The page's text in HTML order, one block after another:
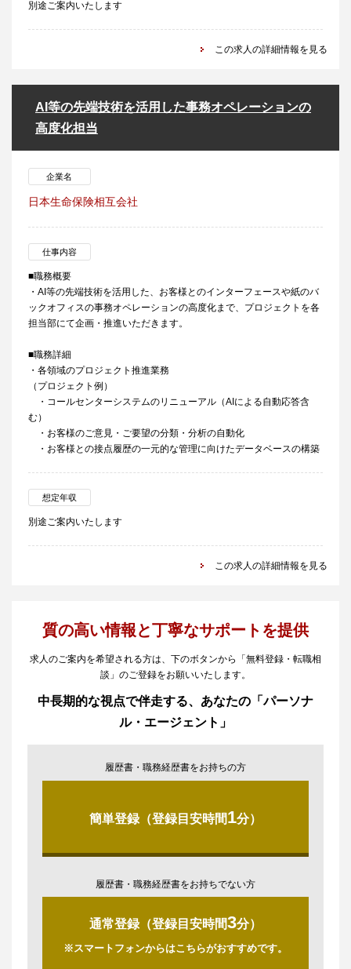
別途ご案内いたします
この求人の詳細情報を見る
AI等の先端技術を活用した事務オペレーションの
高度化担当
企業名
日本生命保険相互会社
仕事内容
■職務概要
・AI等の先端技術を活用した、お客様とのインターフェースや紙のバ
ックオフィスの事務オペレーションの高度化まで、プロジェクトを各
担当部にて企画・推進いただきます。
■職務詳細
・各領域のプロジェクト推進業務
（プロジェクト例）
・コールセンターシステムのリニューアル（AIによる自動応答含
む）
・お客様のご意見・ご要望の分類・分析の自動化
・お客様との接点履歴の一元的な管理に向けたデータベースの構築
想定年収
別途ご案内いたします
この求人の詳細情報を見る
質の高い情報と丁寧なサポートを提供
求人のご案内を希望される方は、下のボタンから「無料登録・転職相
談」のご登録をお願いいたします。
中長期的な視点で伴走する、あなたの「パーソナ
ル・エージェント」
履歴書・職務経歴書をお持ちの方
簡単登録（登録目安時間1分）
履歴書・職務経歴書をお持ちでない方
通常登録（登録目安時間3分）
※スマートフォンからはこちらがおすすめです。